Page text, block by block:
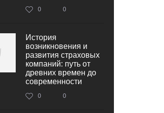
0 0
История
возникновения и
развития страховых
компаний: путь от
древних времен до
современности
0 0